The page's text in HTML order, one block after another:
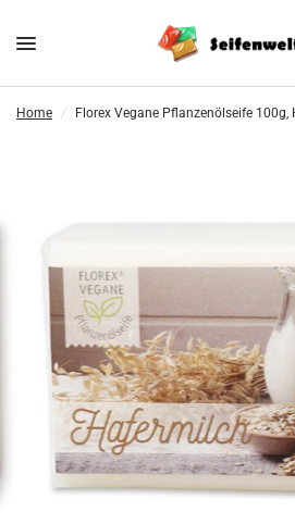
Home / Florex Vegane Pflanzenölseife 100g,